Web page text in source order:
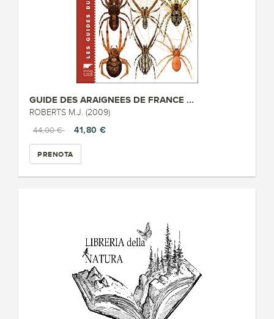
GUIDE DES ARAIGNEES DE FRANCE ...
ROBERTS M.J. (2009)
44,00 €
41,80 €
PRENOTA